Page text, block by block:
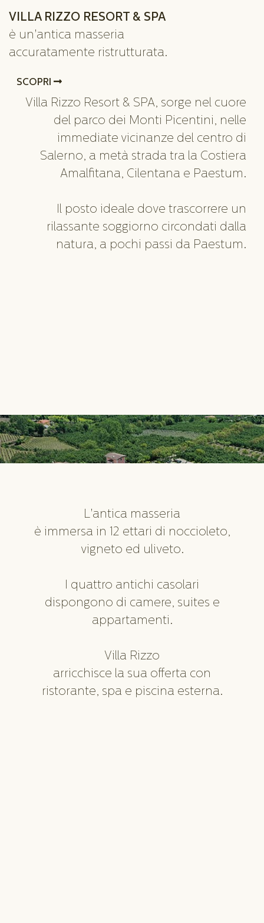
VILLA RIZZO RESORT & SPA
è un'antica masseria
accuratamente ristrutturata.
SCOPRI
Villa Rizzo Resort & SPA, sorge nel cuore
del parco dei Monti Picentini, nelle
immediate vicinanze del centro di
Salerno, a metà strada tra la Costiera
Amalfitana, Cilentana e Paestum.
Il posto ideale dove trascorrere un
rilassante soggiorno circondati dalla
natura, a pochi passi da Paestum.
L'antica masseria
è immersa in 12 ettari di noccioleto,
vigneto ed uliveto.
I quattro antichi casolari
dispongono di camere, suites e
appartamenti.
Villa Rizzo
arricchisce la sua offerta con
ristorante, spa e piscina esterna.